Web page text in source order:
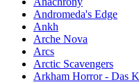
Andromeda's Edge
Ankh
Arche Nova
Arcs
Arctic Scavengers
Arkham Horror - Das